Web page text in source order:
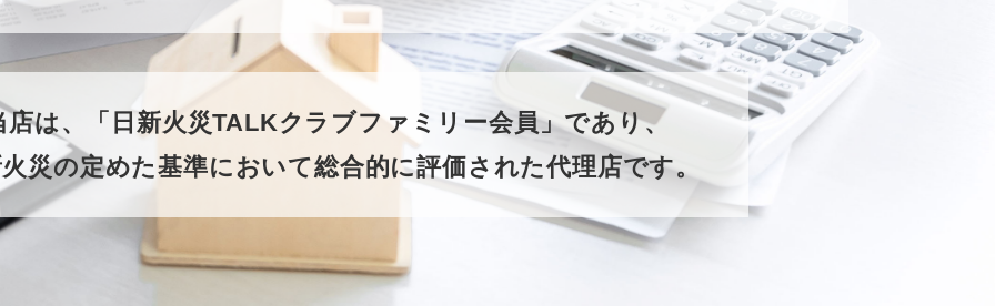
店は、「日新火災TALKクラブファミリー会員」であり、
災の定めた基準において総合的に評価された代理店です。